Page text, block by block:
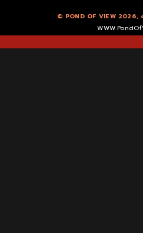
© POND OF VIEW